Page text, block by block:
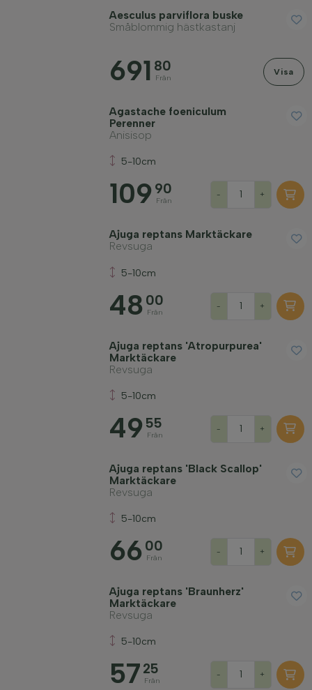
Aesculus parviflora buske
Småblommig hästkastanj
691 80
Från
Visa
Agastache foeniculum
Perenner
Anisisop
5-10cm
109 90
Från
- +
Ajuga reptans Marktäckare
Revsuga
5-10cm
48 00
Från
- +
Ajuga reptans 'Atropurpurea'
Marktäckare
Revsuga
5-10cm
49 55
Från
- +
Ajuga reptans 'Black Scallop'
Marktäckare
Revsuga
5-10cm
66 00
Från
- +
Ajuga reptans 'Braunherz'
Marktäckare
Revsuga
5-10cm
57 25
Från
- +